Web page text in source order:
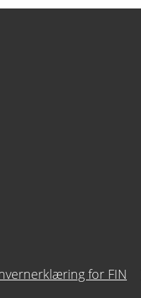
for FIN